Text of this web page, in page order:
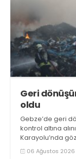
Geri
oldu
Gebze’de geri
kontrol altına
Karayolu’nda
06 Ağustos 2026